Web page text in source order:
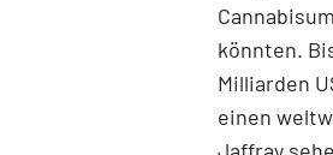
könnten.
Milliarden
einen